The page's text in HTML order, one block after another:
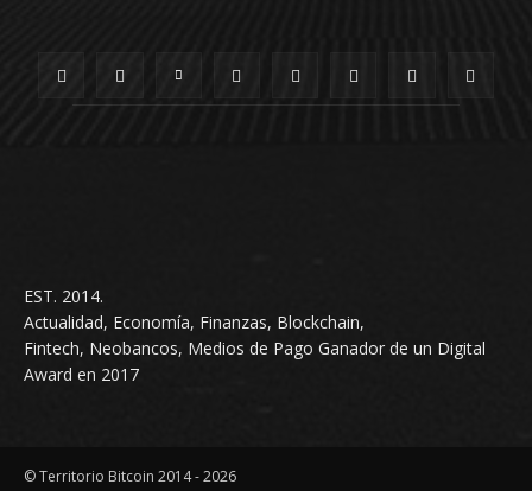
EST. 2014.
Actualidad, Economía, Finanzas, Blockchain,
Fintech, Neobancos, Medios de Pago Ganador de un Digital
Award en 2017
© Territorio Bitcoin 2014 - 2026